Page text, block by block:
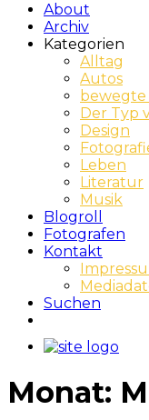
About
Archiv
Kategorien
Alltag
Autos
bewegte
Der Typ
Design
Leben
Literatur
Musik
Blogroll
Fotografen
Kontakt
Suchen
Monat: